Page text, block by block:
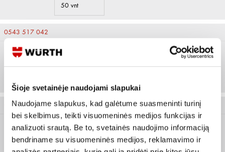
Šioje svetainėje naudojami slapukai
Naudojame slapukus, kad galėtume suasmeninti turinį
bei skelbimus, teikti visuomeninės medijos funkcijas ir
analizuoti srautą. Be to, svetainės naudojimo informaciją
bendriname su visuomeninės medijos, reklamavimo ir
50 vnt
0543 517 042
M8
Prisijungti arba registruotis
0543 517 048
M8
Prisijungti arba registruotis